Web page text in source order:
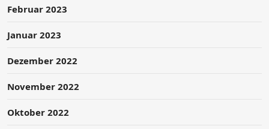
Februar 2023
Januar 2023
Dezember 2022
November 2022
Oktober 2022